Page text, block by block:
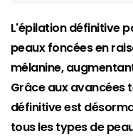
L'épilation définitive
peaux foncées en
mélanine,
Grâce aux avancées
définitive est
tous les types de